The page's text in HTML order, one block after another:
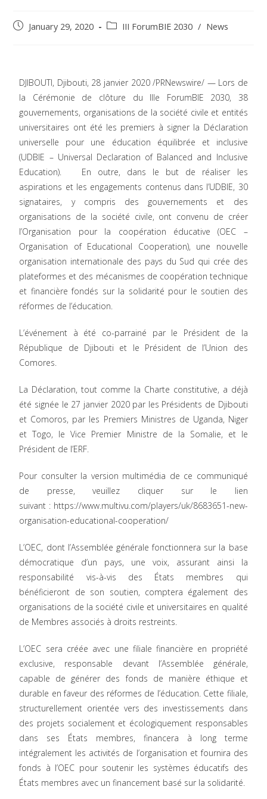
January 29, 2020 III ForumBIE 2030 / News
DJIBOUTI, Djibouti, 28 janvier 2020 /PRNewswire/ — Lors de
la Cérémonie de clôture du IIIe ForumBIE 2030, 38
gouvernements, organisations de la société civile et entités
universitaires ont été les premiers à signer la Déclaration
universelle pour une éducation équilibrée et inclusive
(UDBIE – Universal Declaration of Balanced and Inclusive
Education). En outre, dans le but de réaliser les
aspirations et les engagements contenus dans l’UDBIE, 30
signataires, y compris des gouvernements et des
organisations de la société civile, ont convenu de créer
l’Organisation pour la coopération éducative (OEC –
Organisation of Educational Cooperation), une nouvelle
organisation internationale des pays du Sud qui crée des
plateformes et des mécanismes de coopération technique
et financière fondés sur la solidarité pour le soutien des
réformes de l’éducation.
L’événement à été co-parrainé par le Président de la
République de Djibouti et le Président de l’Union des
Comores.
La Déclaration, tout comme la Charte constitutive, a déjà
été signée le 27 janvier 2020 par les Présidents de Djibouti
et Comoros, par les Premiers Ministres de Uganda, Niger
et Togo, le Vice Premier Ministre de la Somalie, et le
Président de l’ERF.
Pour consulter la version multimédia de ce communiqué
de presse, veuillez cliquer sur le lien
suivant : https://www.multivu.com/players/uk/8683651-new-
organisation-educational-cooperation/
L’OEC, dont l’Assemblée générale fonctionnera sur la base
démocratique d’un pays, une voix, assurant ainsi la
responsabilité vis-à-vis des États membres qui
bénéficieront de son soutien, comptera également des
organisations de la société civile et universitaires en qualité
de Membres associés à droits restreints.
L’OEC sera créée avec une filiale financière en propriété
exclusive, responsable devant l’Assemblée générale,
capable de générer des fonds de manière éthique et
durable en faveur des réformes de l’éducation. Cette filiale,
structurellement orientée vers des investissements dans
des projets socialement et écologiquement responsables
dans ses États membres, financera à long terme
intégralement les activités de l’organisation et fournira des
fonds à l’OEC pour soutenir les systèmes éducatifs des
États membres avec un financement basé sur la solidarité.